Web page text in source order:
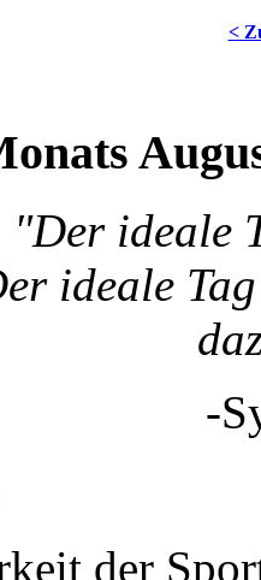
<
"Der ideale
ideale
-
der